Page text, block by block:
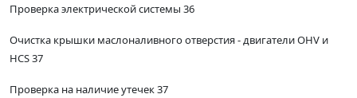
Проверка электрической системы 36
Очистка крышки маслоналивного отверстия - двигатели OHV и
HCS 37
Проверка на наличие утечек 37